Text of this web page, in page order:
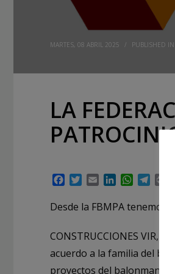
MARTES, 08 ABRIL 2025 / PUBLISHED IN
LA
Facebook
TwitterEmailLinkedInWhatsApp
Desde la FBMPA tenemos
CONSTRUCCIONES VIR,
acuerdo a la familia del
proyectos del balonmano